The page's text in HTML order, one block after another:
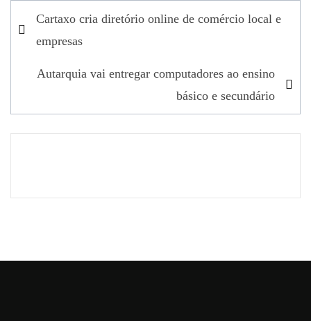
Navegação
de
Cartaxo cria diretório online de comércio local e
empresas
Autarquia vai entregar computadores ao ensino
básico e secundário